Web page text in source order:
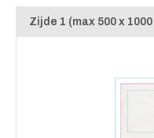
Zijde 1 (max 500 x 1000